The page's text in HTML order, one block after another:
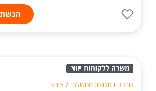
חברה בתחום: ממשלתי / ציבורי